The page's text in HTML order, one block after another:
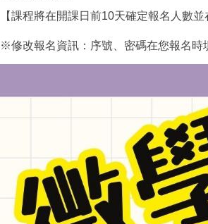
【課程將在開課日前10天確定報名人數
※修改報名資訊：序號、密碼在您報名